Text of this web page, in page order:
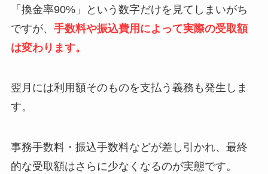
「換金率90%」という数字だけを見てしまいがち
ですが、 手数料や振込費用によって実際の受取額
は変わります。
翌月には利用額そのものを支払う義務も発生しま
す。
事務手数料・振込手数料などが差し引かれ、最終
的な受取額はさらに少なくなるのが実態です。